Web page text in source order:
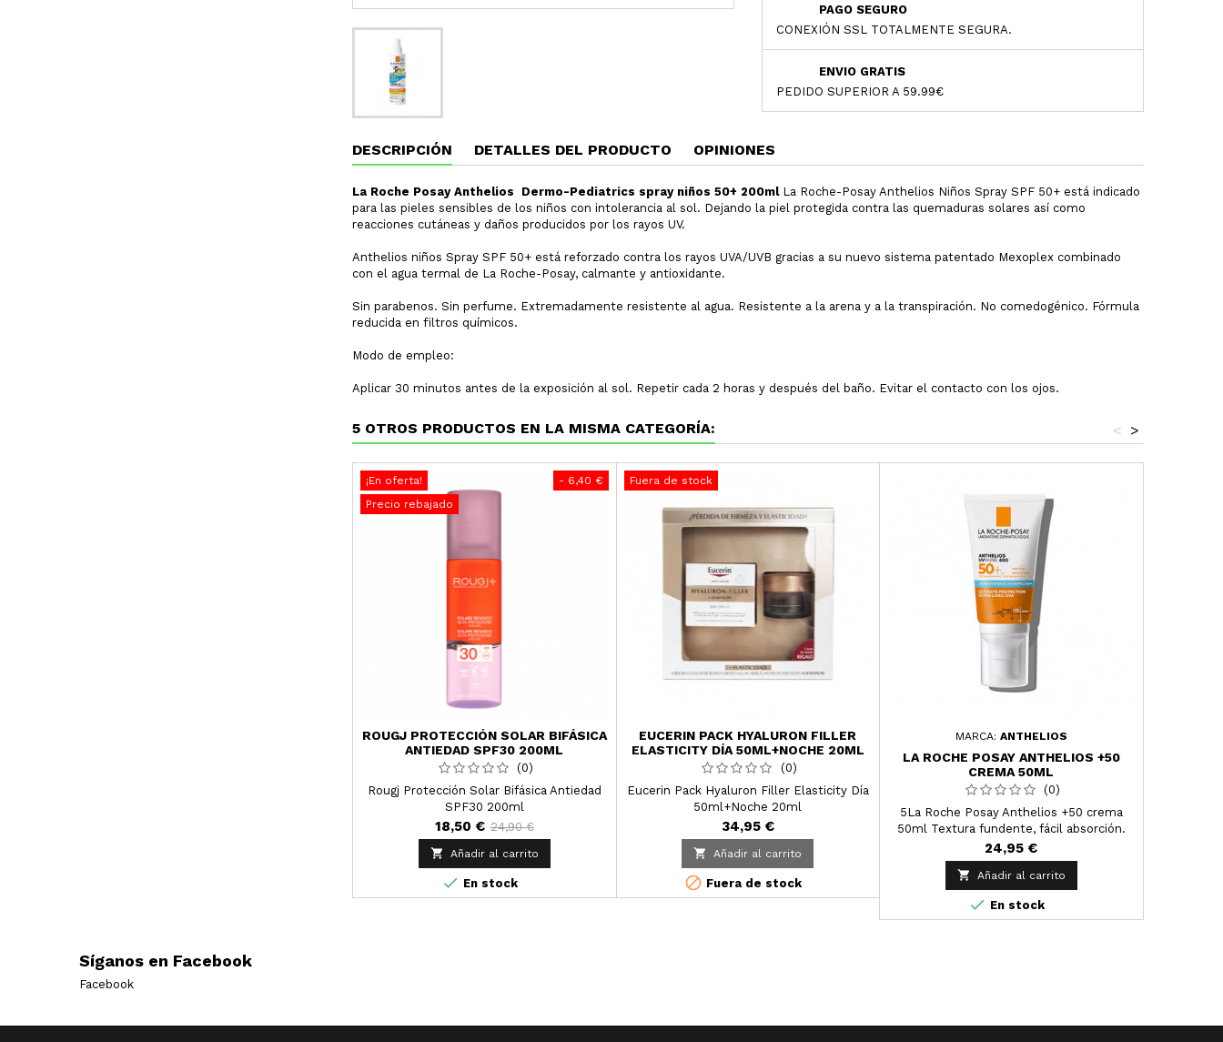
PAGO SEGURO
CONEXIÓN SSL TOTALMENTE SEGURA.
ENVIO GRATIS
PEDIDO SUPERIOR A 59.99€
DESCRIPCIÓN DETALLES DEL PRODUCTO OPINIONES
La Roche Posay Anthelios Dermo-Pediatrics spray niños 50+ 200mlLa Roche-Posay Anthelios Niños Spray SPF 50+ está indicado
para las pieles sensibles de los niños con intolerancia al sol. Dejando la piel protegida contra las quemaduras solares así como
reacciones cutáneas y daños producidos por los rayos UV.
Anthelios niños Spray SPF 50+ está reforzado contra los rayos UVA/UVB gracias a su nuevo sistema patentado Mexoplex combinado
con el agua termal de La Roche-Posay, calmante y antioxidante.
Sin parabenos. Sin perfume. Extremadamente resistente al agua. Resistente a la arena y a la transpiración. No comedogénico. Fórmula
reducida en filtros químicos.
Modo de empleo:
Aplicar 30 minutos antes de la exposición al sol. Repetir cada 2 horas y después del baño. Evitar el contacto con los ojos.
5 OTROS PRODUCTOS EN LA MISMA CATEGORÍA: >
<
- 6,40 €
¡En oferta!
Precio rebajado
ROUGJ PROTECCIÓN SOLAR BIFÁSICA
ANTIEDAD SPF30 200ML
(0)
Rougj Protección Solar Bifásica Antiedad
SPF30 200ml
18,50 € 24,90 €

Añadir al carrito
 En stock
Fuera de stock
EUCERIN PACK HYALURON FILLER
ELASTICITY DÍA 50ML+NOCHE 20ML
(0)
Eucerin Pack Hyaluron Filler Elasticity Día
50ml+Noche 20ml
34,95 €
 Añadir al carrito
 Fuera de stock
MARCA: ANTHELIOS
LA ROCHE POSAY ANTHELIOS +50
CREMA 50ML
(0)
5La Roche Posay Anthelios +50 crema
50ml Textura fundente, fácil absorción.
Ultra confort. No deja manchas blancas.
Para pieles normales a secas.
24,95 €
 Añadir al carrito
 En stock
Síganos en Facebook
Facebook